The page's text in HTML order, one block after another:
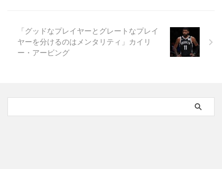
「グッドなプレイヤーとグレートなプレイ
ヤーを分けるのはメンタリティ」カイリ
ー・アービング